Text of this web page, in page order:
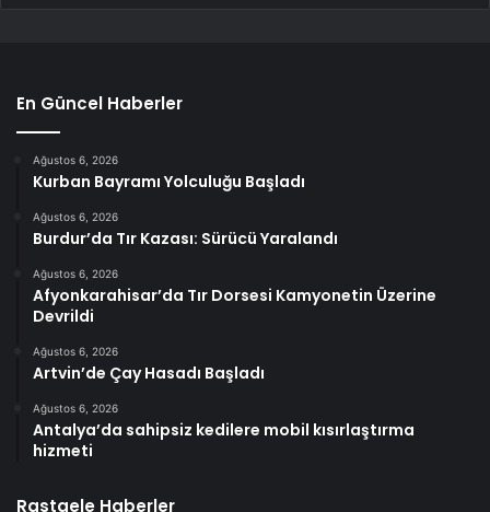
En Güncel Haberler
Ağustos 6, 2026
Kurban Bayramı Yolculuğu Başladı
Ağustos 6, 2026
Burdur’da Tır Kazası: Sürücü Yaralandı
Ağustos 6, 2026
Afyonkarahisar’da Tır Dorsesi Kamyonetin Üzerine
Devrildi
Ağustos 6, 2026
Artvin’de Çay Hasadı Başladı
Ağustos 6, 2026
Antalya’da sahipsiz kedilere mobil kısırlaştırma
hizmeti
Rastgele Haberler